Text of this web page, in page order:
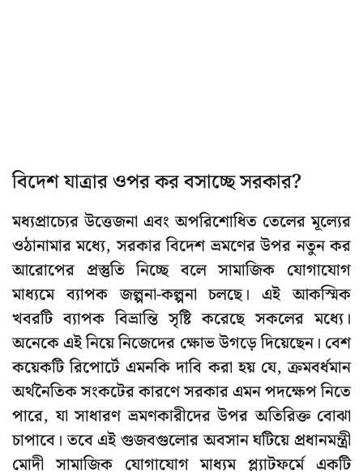
বিদেশ যাত্রার ওপর কর বসাচ্ছে সরকার?
মধ্যপ্রাচ্যের উত্তেজনা এবং অপরিশোধিত তেলের মূল্যের
ওঠানামার মধ্যে, সরকার বিদেশ ভ্রমণের উপর নতুন কর
আরোপের প্রস্তুতি নিচ্ছে বলে সামাজিক যোগাযোগ
মাধ্যমে ব্যাপক জল্পনা-কল্পনা চলছে। এই আকস্মিক
খবরটি ব্যাপক বিভ্রান্তি সৃষ্টি করেছে সকলের মধ্যে।
অনেকে এই নিয়ে নিজেদের ক্ষোভ উগড়ে দিয়েছেন। বেশ
কয়েকটি রিপোর্টে এমনকি দাবি করা হয় যে, ক্রমবর্ধমান
অর্থনৈতিক সংকটের কারণে সরকার এমন পদক্ষেপ নিতে
পারে, যা সাধারণ ভ্রমণকারীদের উপর অতিরিক্ত বোঝা
চাপাবে। তবে এই গুজবগুলোর অবসান ঘটিয়ে প্রধানমন্ত্রী
মোদী সামাজিক যোগাযোগ মাধ্যম প্ল্যাটফর্মে একটি